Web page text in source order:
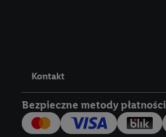
Kontakt
Bezpieczne metody płatności